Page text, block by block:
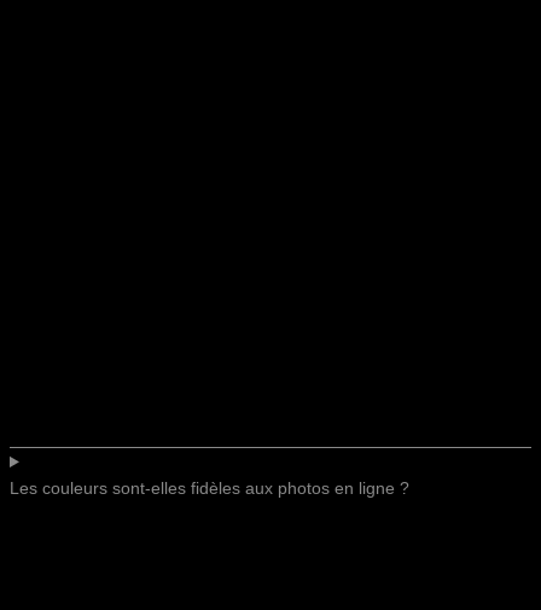
Les couleurs sont-elles fidèles aux photos en ligne ?